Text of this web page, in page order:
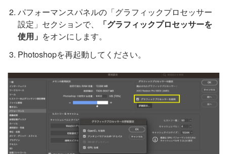
パフォーマンスパネルの「グラフィックプロセッサー
設定」セクションで、
「グラフィックプロセッサーを
使用」 をオンにします。
Photoshopを再起動してください。